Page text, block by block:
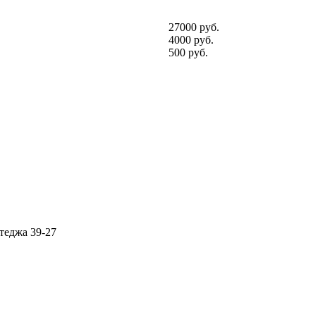
27000 руб.
4000 руб.
500 руб.